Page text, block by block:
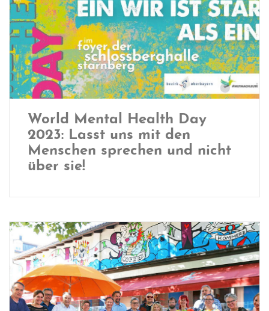
World Mental Health Day
2023: Lasst uns mit den
Menschen sprechen und nicht
über sie!